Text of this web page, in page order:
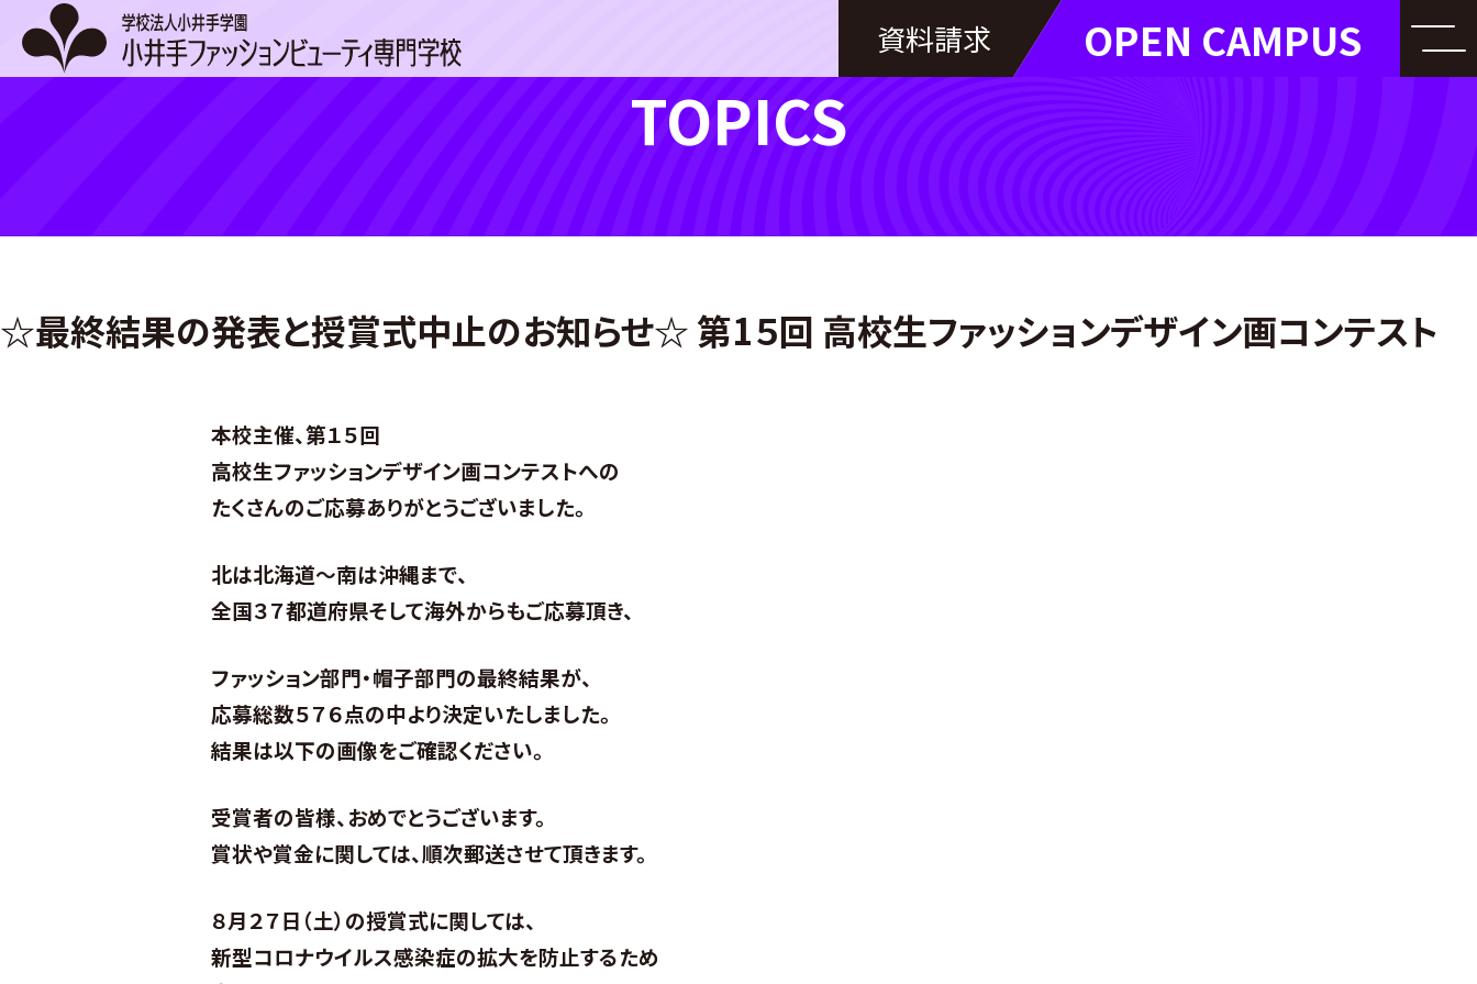
content 資料請求 OPEN CAMPUS
TOPICS
☆最終結果の発表と授賞式中止のお知らせ☆ 第1５回 高校生ファッションデザイン画コンテスト
本校主催、第１５回
高校生ファッションデザイン画コンテストへの
たくさんのご応募ありがとうございました。
北は北海道～南は沖縄まで、
全国３７都道府県そして海外からもご応募頂き、
ファッション部門・帽子部門の最終結果が、
応募総数５７６点の中より決定いたしました。
結果は以下の画像をご確認ください。
受賞者の皆様、おめでとうございます。
賞状や賞金に関しては、順次郵送させて頂きます。
８月２７日（土）の授賞式に関しては、
新型コロナウイルス感染症の拡大を防止するため